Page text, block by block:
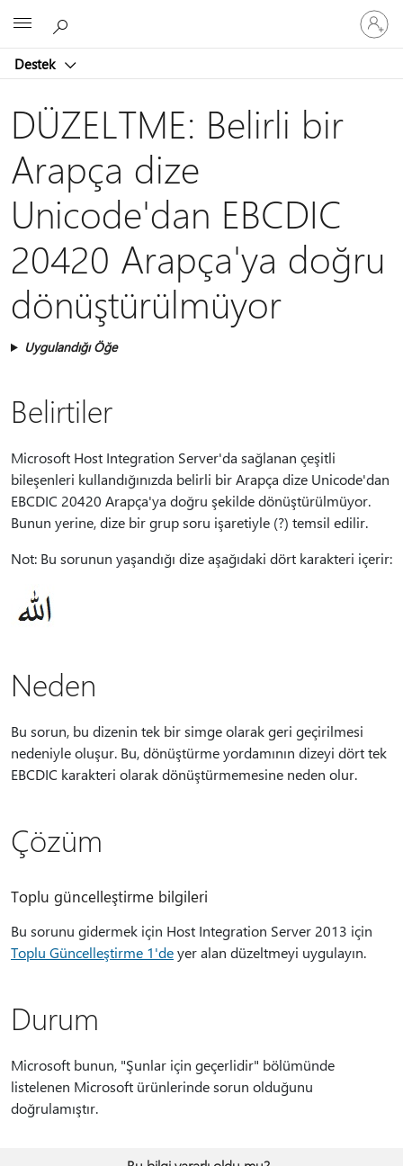
Destek
oturum
açın
DÜZELTME: Belirli bir
Arapça dize
Unicode'dan EBCDIC
20420 Arapça'ya doğru
dönüştürülmüyor
Uygulandığı Öğe
Belirtiler
Microsoft Host Integration Server'da sağlanan çeşitli
bileşenleri kullandığınızda belirli bir Arapça dize Unicode'dan
EBCDIC 20420 Arapça'ya doğru şekilde dönüştürülmüyor.
Bunun yerine, dize bir grup soru işaretiyle (?) temsil edilir.
Not: Bu sorunun yaşandığı dize aşağıdaki dört karakteri içerir:
Neden
Bu sorun, bu dizenin tek bir simge olarak geri geçirilmesi
nedeniyle oluşur. Bu, dönüştürme yordamının dizeyi dört tek
EBCDIC karakteri olarak dönüştürmemesine neden olur.
Çözüm
Toplu güncelleştirme bilgileri
Bu sorunu gidermek için Host Integration Server 2013 için
Toplu Güncelleştirme 1'deyer alan düzeltmeyi uygulayın.
Durum
Microsoft bunun, "Şunlar için geçerlidir" bölümünde
listelenen Microsoft ürünlerinde sorun olduğunu
doğrulamıştır.